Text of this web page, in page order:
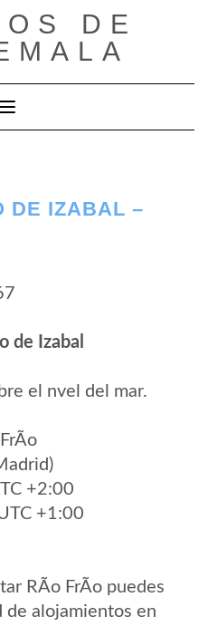
DE
Cambiar modo de navegación
DE IZABAL –
de Izabal
el nvel del mar.
+2:00
+1:00
RÃ­o FrÃ­o puedes
de alojamientos en